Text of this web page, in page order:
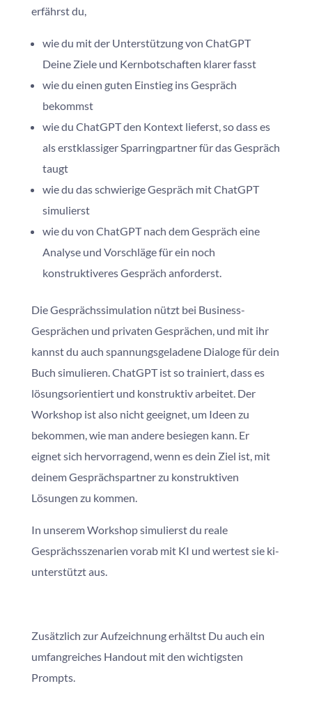
erfährst du,
wie du mit der Unterstützung von ChatGPT
Deine Ziele und Kernbotschaften klarer fasst
wie du einen guten Einstieg ins Gespräch
bekommst
wie du ChatGPT den Kontext lieferst, so dass es
als erstklassiger Sparringpartner für das Gespräch
taugt
wie du das schwierige Gespräch mit ChatGPT
simulierst
wie du von ChatGPT nach dem Gespräch eine
Analyse und Vorschläge für ein noch
konstruktiveres Gespräch anforderst.
Die Gesprächssimulation nützt bei Business-
Gesprächen und privaten Gesprächen, und mit ihr
kannst du auch spannungsgeladene Dialoge für dein
Buch simulieren. ChatGPT ist so trainiert, dass es
lösungsorientiert und konstruktiv arbeitet. Der
Workshop ist also nicht geeignet, um Ideen zu
bekommen, wie man andere besiegen kann. Er
eignet sich hervorragend, wenn es dein Ziel ist, mit
deinem Gesprächspartner zu konstruktiven
Lösungen zu kommen.
In unserem Workshop simulierst du reale
Gesprächsszenarien vorab mit KI und wertest sie ki-
unterstützt aus.
Zusätzlich zur Aufzeichnung erhältst Du auch ein
umfangreiches Handout mit den wichtigsten
Prompts.